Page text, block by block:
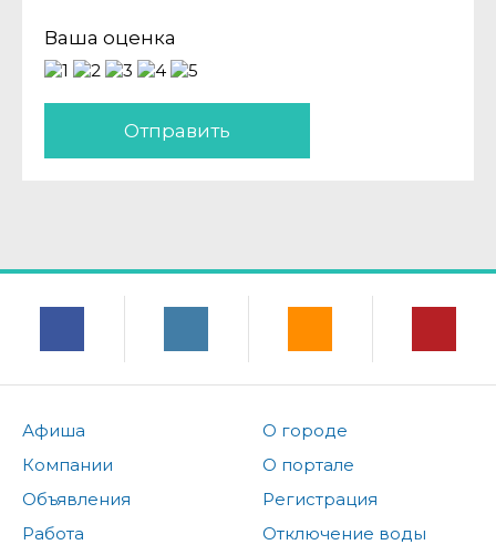
Ваша оценка
Отправить
Афиша
Компании
Объявления
Работа
О городе
О портале
Регистрация
Отключение воды